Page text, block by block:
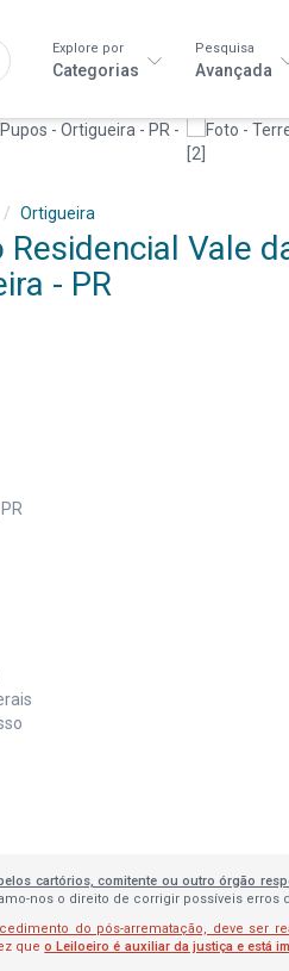
Explore por
Categorias
Pesquisa
Avançada
Ortigueira
Vale
- PR
cartórios, comitente ou outro órgão
nos o direito de corrigir possíveis erros
do pós-arrematação, deve ser
queo Leiloeiro é auxiliar da justiça e está